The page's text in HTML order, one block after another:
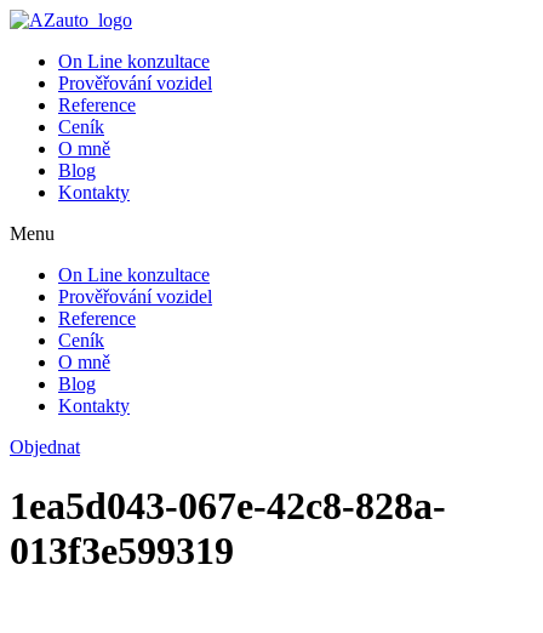
On Line konzultace
Prověřování vozidel
Reference
Ceník
O mně
Blog
Kontakty
Menu
On Line konzultace
Prověřování vozidel
Reference
Ceník
O mně
Blog
Kontakty
Objednat
1ea5d043-067e-42c8-828a-
013f3e599319